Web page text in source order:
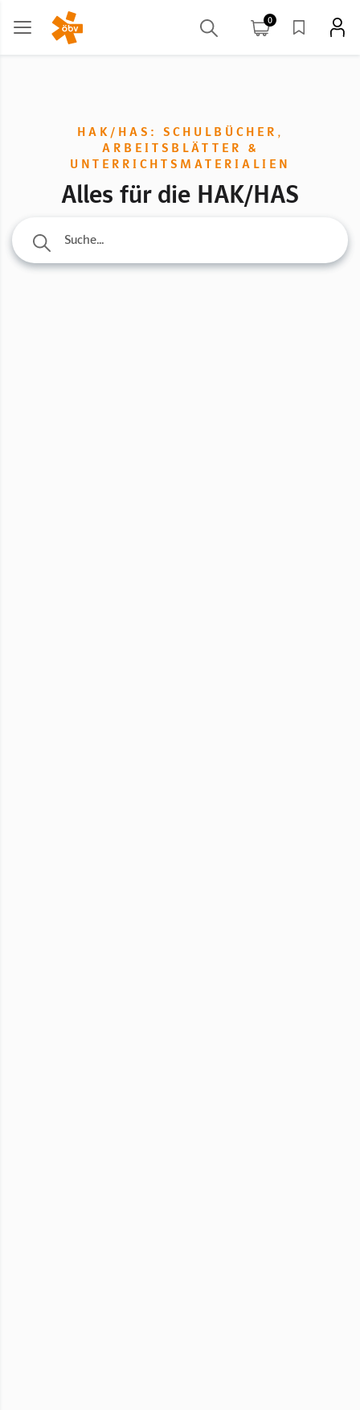
0
HAK/HAS: SCHULBÜCHER,
ARBEITSBLÄTTER &
UNTERRICHTSMATERIALIEN
Alles für die HAK/HAS
Suche...